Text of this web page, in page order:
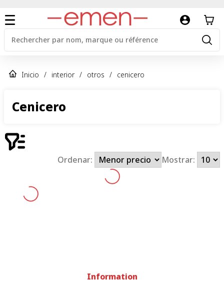
Inicio / interior / otros / cenicero
Cenicero
Ordenar: Mostrar:
Information